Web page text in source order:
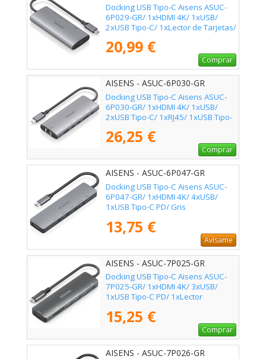
Docking USB Tipo-C Aisens ASUC-
6P029-GR/ 1xHDMI 4K/ 1xUSB/
2xUSB Tipo-C/ 1xLector de Tarjetas/
20,99 €
Comprar
AISENS - ASUC-6P030-GR
Docking USB Tipo-C Aisens ASUC-
6P030-GR/ 1xHDMI 4K/ 1xUSB/
2xUSB Tipo-C/ 1xRJ45/ 1xUSB Tipo-
26,25 €
Comprar
AISENS - ASUC-6P047-GR
Docking USB Tipo-C Aisens ASUC-
6P047-GR/ 1xHDMI 4K/ 4xUSB/
1xUSB Tipo-C PD/ Gris
13,75 €
Avísame
AISENS - ASUC-7P025-GR
Docking USB Tipo-C Aisens ASUC-
7P025-GR/ 1xHDMI 4K/ 3xUSB/
1xUSB Tipo-C PD/ 1xLector
15,25 €
Comprar
AISENS - ASUC-7P026-GR